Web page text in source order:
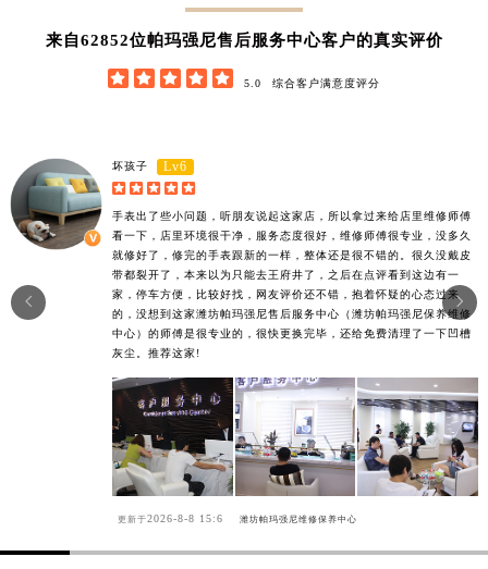
来自62852位帕玛强尼售后服务中心客户的真实评价
     5.0 综合客户满意度评分
坏孩子 Lv6
    
手表出了些小问题，听朋友说起这家店，所以拿过来给店里维修师傅
看一下，店里环境很干净，服务态度很好，维修师傅很专业，没多久
就修好了，修完的手表跟新的一样，整体还是很不错的。很久没戴皮
带都裂开了，本来以为只能去王府井了，之后在点评看到这边有一
家，停车方便，比较好找，网友评价还不错，抱着怀疑的心态过来
的，没想到这家潍坊帕玛强尼售后服务中心（潍坊帕玛强尼保养维修
中心）的师傅是很专业的，很快更换完毕，还给免费清理了一下凹槽
灰尘。推荐这家!
更新于2026-8-8 15:6 潍坊帕玛强尼维修保养中心

